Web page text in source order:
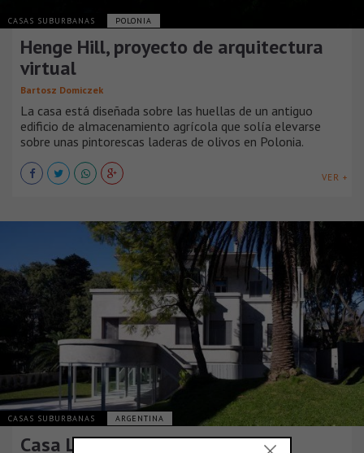
CASAS SUBURBANAS POLONIA
Henge Hill, proyecto de arquitectura
virtual
Bartosz Domiczek
La casa está diseñada sobre las huellas de un antiguo
edificio de almacenamiento agrícola que solía elevarse
sobre unas pintorescas laderas de olivos en Polonia.
VER +
CASAS SUBURBANAS ARGENTINA
Casa Luar